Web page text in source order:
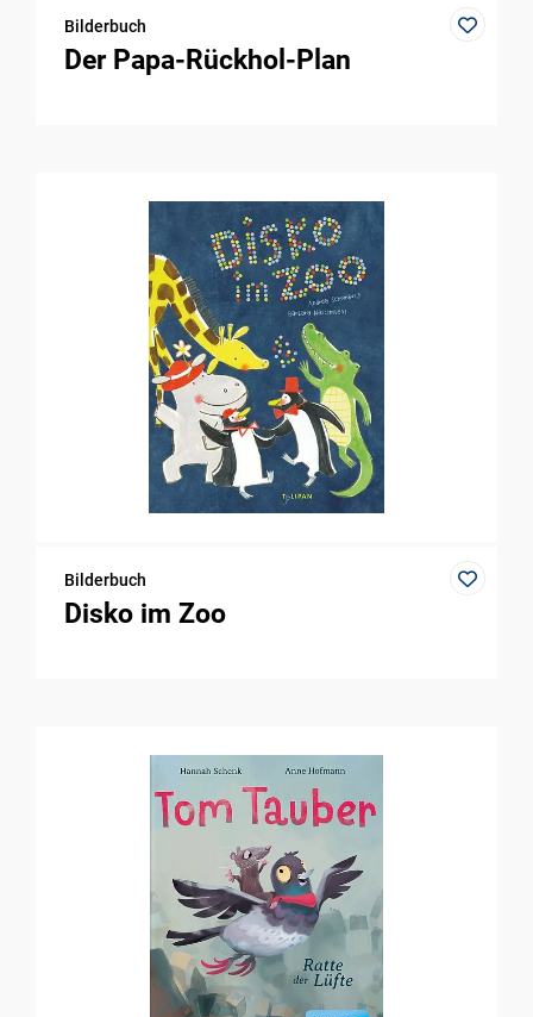
Bilderbuch
Der Papa-Rückhol-Plan
Bilderbuch
Disko im Zoo